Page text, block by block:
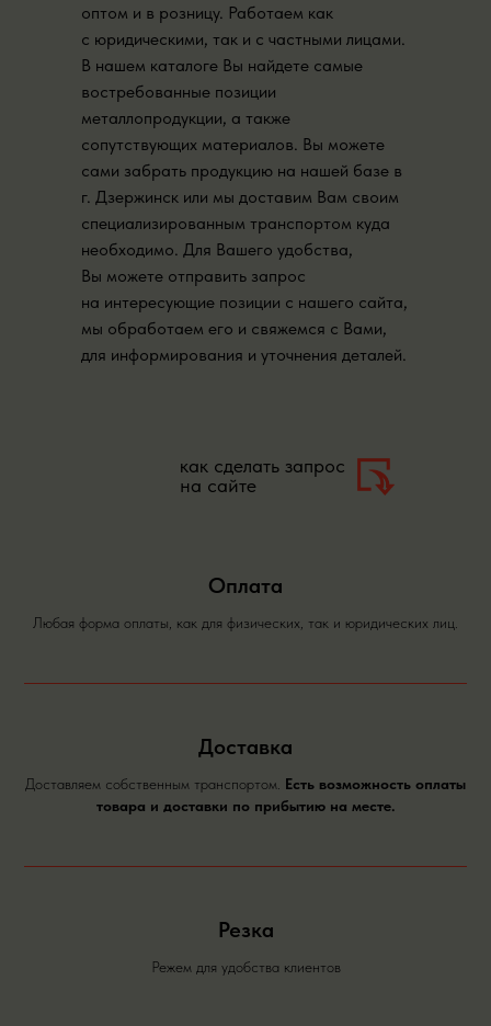
оптом и в розницу. Работаем как
с юридическими, так и с частными лицами.
В нашем каталоге Вы найдете самые
востребованные позиции
металлопродукции, а также
сопутствующих материалов. Вы можете
сами забрать продукцию на нашей базе в
г. Дзержинск или мы доставим Вам своим
специализированным транспортом куда
необходимо. Для Вашего удобства,
Вы можете отправить запрос
на интересующие позиции с нашего сайта,
мы обработаем его и свяжемся с Вами,
для информирования и уточнения деталей.
как сделать запрос
на сайте
Оплата
Любая форма оплаты, как для физических, так и юридических лиц.
Доставка
Доставляем собственным транспортом. Есть возможность оплаты
товара и доставки по прибытию на месте.
Резка
Режем для удобства клиентов